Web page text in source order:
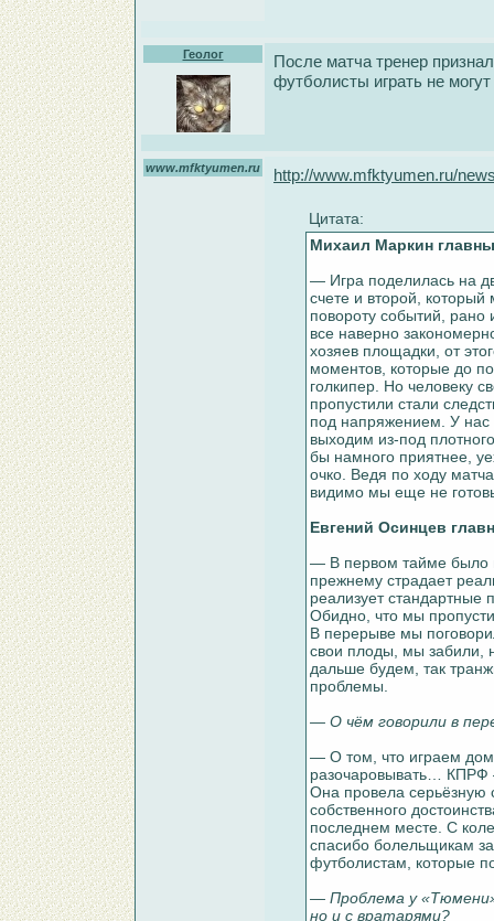
Геолог
После матча тренер
футболисты играть не могут
www.mfktyumen.ru http://www.mfktyumen.ru/
Цитата:
Михаил Маркин
— Игра поделилась на
счете и второй,
повороту событий,
все наверно
хозяев площадки, от
моментов, которые до
голкипер. Но человеку
пропустили стали
под напряжением. У
выходим из-под
бы намного приятнее,
очко. Ведя по ходу
видимо мы еще не
Евгений Осинцев
— В первом тайме было
прежнему страдает
реализует стандартные
Обидно, что мы
В перерыве мы
свои плоды, мы забили,
дальше будем, так
проблемы.
— О чём говорили в
— О том, что играем
разочаровывать… КПРФ
Она провела серьёзную
собственного
последнем месте. С
спасибо болельщикам
футболистам, которые
— Проблема у
но и с вратарями?